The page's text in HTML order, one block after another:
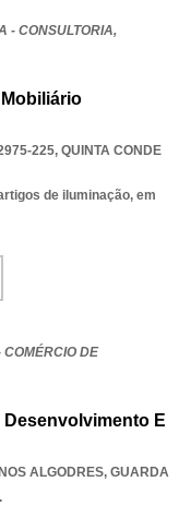
- CONSULTORIA,
Mobiliário
225, QUINTA CONDE
de iluminação, em
DE
Desenvolvimento E
ALGODRES, GUARDA